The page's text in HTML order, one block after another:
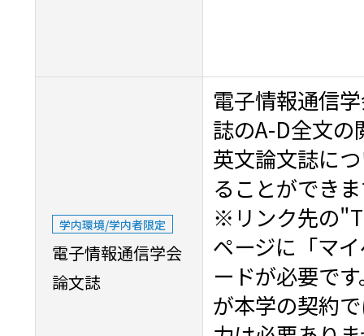
学内環境/学内者限定
電子情報通信学会
論文誌
電子情報通信
誌のA-D全文の
英文論文誌に
ることができ
※リンク先の
ページに「マ
ードが必要で
が本学の契約